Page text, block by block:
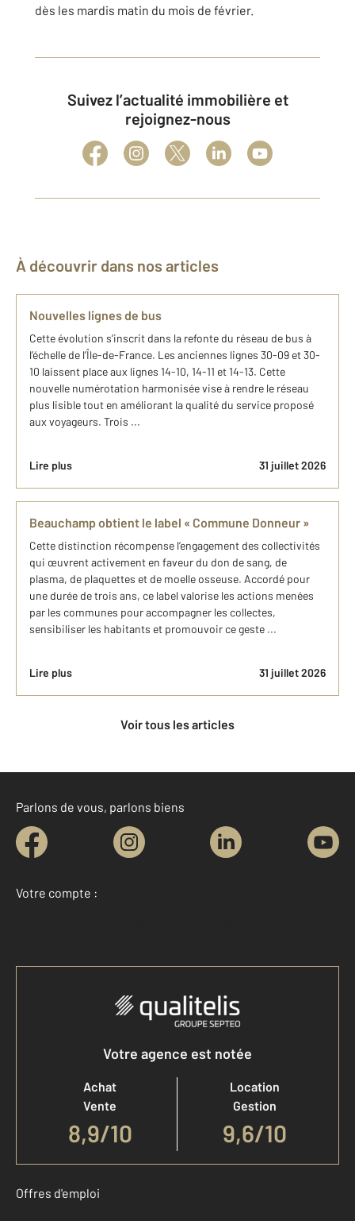
dès les mardis matin du mois de février.
Suivez l’actualité immobilière et
rejoignez-nous
À découvrir dans nos articles
Nouvelles lignes de bus
Cette évolution s’inscrit dans la refonte du réseau de bus à
l’échelle de l’Île-de-France. Les anciennes lignes 30-09 et 30-
10 laissent place aux lignes 14-10, 14-11 et 14-13. Cette
nouvelle numérotation harmonisée vise à rendre le réseau
plus lisible tout en améliorant la qualité du service proposé
aux voyageurs. Trois ...
Lire plus 31 juillet 2026
Beauchamp obtient le label « Commune Donneur »
Cette distinction récompense l’engagement des collectivités
qui œuvrent activement en faveur du don de sang, de
plasma, de plaquettes et de moelle osseuse. Accordé pour
une durée de trois ans, ce label valorise les actions menées
par les communes pour accompagner les collectes,
sensibiliser les habitants et promouvoir ce geste ...
Lire plus 31 juillet 2026
Voir tous les articles
Parlons de vous, parlons biens
Votre compte :
Accéder à mon compte
Votre agence est notée
Achat
Vente
8,9/10
Location
Gestion
9,6/10
Offres d'emploi